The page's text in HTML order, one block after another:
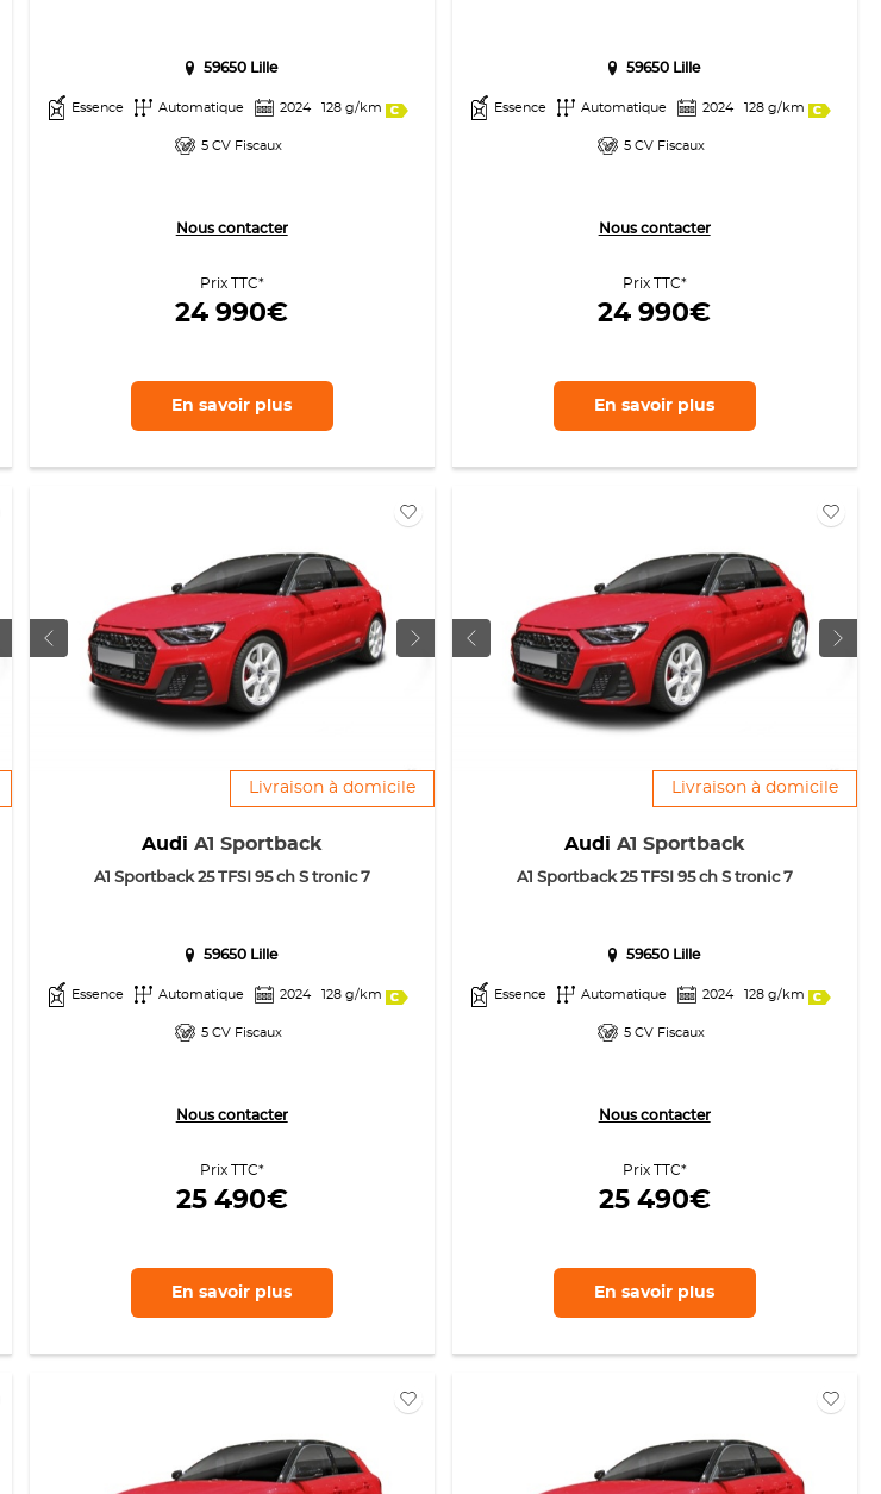
59650 Lille
Essence Automatique 2024 128 g/km
5 CV Fiscaux
Nous contacter
Prix TTC*
24 990€
En savoir plus
59650 Lille
Essence Automatique 2024 128 g/km
5 CV Fiscaux
Nous contacter
Prix TTC*
24 990€
En savoir plus
Livraison à domicile
Audi A1 Sportback
A1 Sportback 25 TFSI 95 ch S tronic 7
59650 Lille
Essence Automatique 2024 128 g/km
5 CV Fiscaux
Nous contacter
Prix TTC*
25 490€
En savoir plus
Livraison à domicile
Audi A1 Sportback
A1 Sportback 25 TFSI 95 ch S tronic 7
59650 Lille
Essence Automatique 2024 128 g/km
5 CV Fiscaux
Nous contacter
Prix TTC*
25 490€
En savoir plus